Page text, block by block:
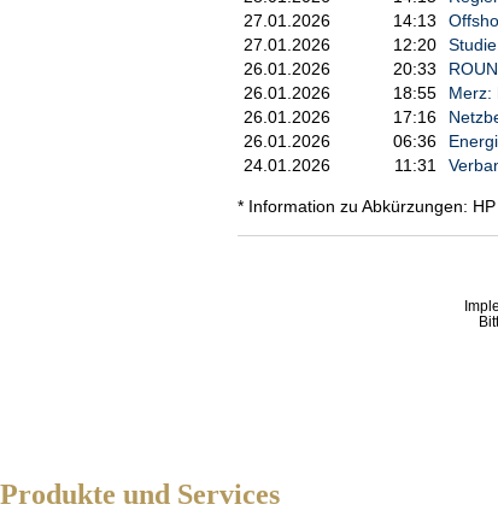
27.01.2026
14:13
27.01.2026
12:20
26.01.2026
20:33
26.01.2026
18:55
Merz:
26.01.2026
17:16
26.01.2026
06:36
24.01.2026
11:31
* Information zu Abkürzungen:
Produkte und Services